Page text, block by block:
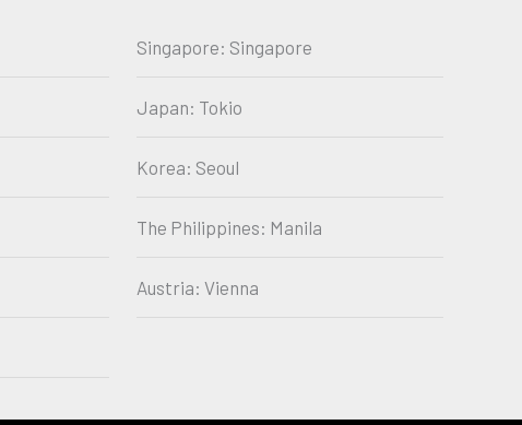
Singapore: Singapore
Japan: Tokio
Korea: Seoul
The Philippines: Manila
Austria: Vienna